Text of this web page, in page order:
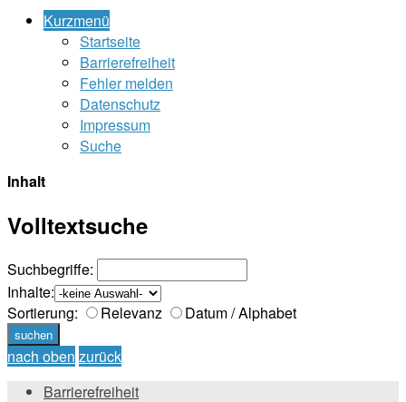
Kurzmenü
Startseite
Barrierefreiheit
Fehler melden
Datenschutz
Impressum
Suche
Inhalt
Volltextsuche
Suchbegriffe:
Inhalte:
Sortierung:
Relevanz Datum / Alphabet
nach oben zurück
Barrierefreiheit